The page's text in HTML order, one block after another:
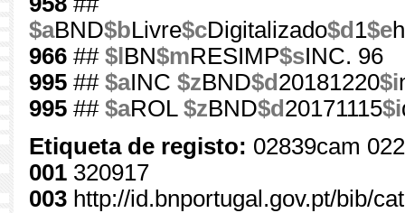
$aBND$bLivre$cDigitalizado$d 1$e
966 ## $l BN$mRESIMP$sINC. 96
995 ## $aINC $zBND$d 20181220$i
995 ## $aROL $zBND$d 20171115$i
Etiqueta de registo: 02839cam
001 320917
003 http://id.bnportugal.gov.pt/bib/